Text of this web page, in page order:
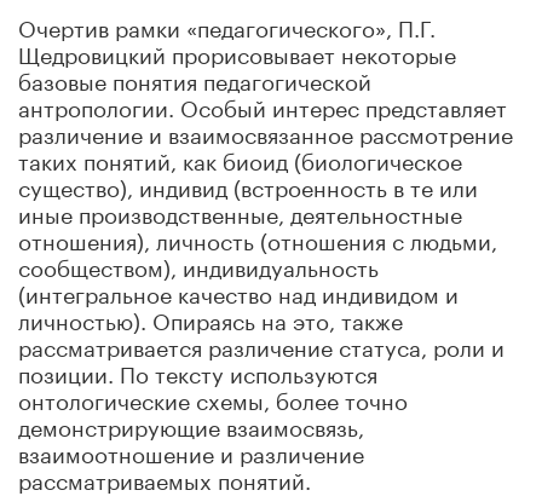
Очертив рамки «педагогического», П.Г.
Щедровицкий прорисовывает некоторые
базовые понятия педагогической
антропологии. Особый интерес представляет
различение и взаимосвязанное рассмотрение
таких понятий, как биоид (биологическое
существо), индивид (встроенность в те или
иные производственные, деятельностные
отношения), личность (отношения с людьми,
сообществом), индивидуальность
(интегральное качество над индивидом и
личностью). Опираясь на это, также
рассматривается различение статуса, роли и
позиции. По тексту используются
онтологические схемы, более точно
демонстрирующие взаимосвязь,
взаимоотношение и различение
рассматриваемых понятий.